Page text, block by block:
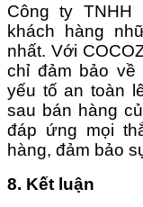
Công ty TNHH
khách hàng
nhất. Với
chỉ đảm bảo về
yếu tố an toàn
sau bán hàng
đáp ứng mọi
hàng, đảm bảo
8. Kết luận